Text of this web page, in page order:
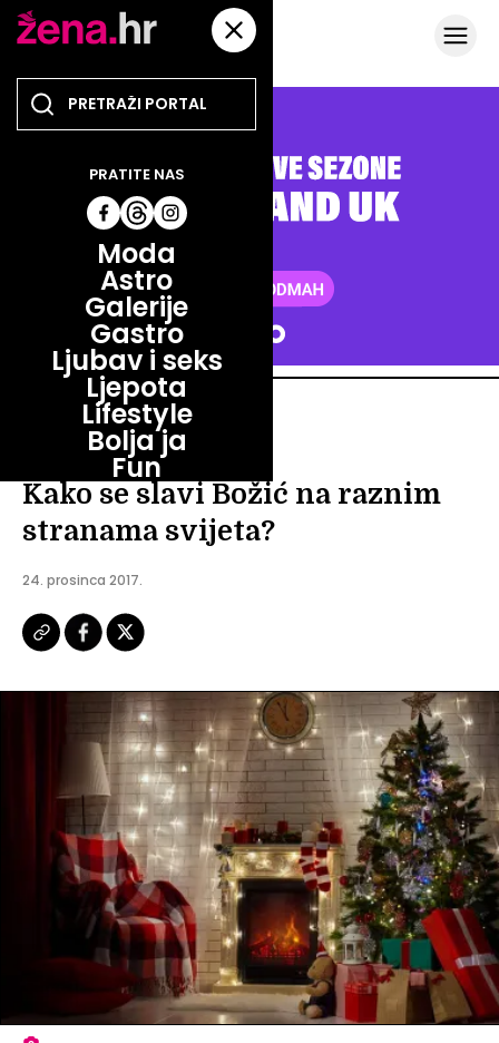
Moda
Astro
Galerije
Gastro
Ljubav i seks
Ljepota
Lifestyle
Bolja ja
Fun
PRATITE NAS
ZABAVA
Kako se slavi Božić na raznim
stranama svijeta?
24. prosinca 2017.